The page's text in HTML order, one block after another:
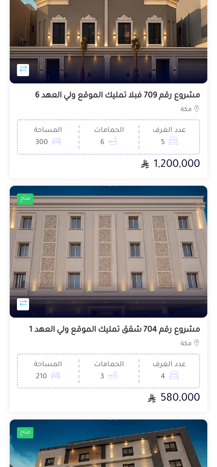
مشروع رقم 709 فبلا تمليك الموقع ولي العهد 6
مكة
عدد الغرف
5
الحمامات
6
المساحة
300
1,200,000
متاح
مشروع رقم 704 شقق تمليك الموقع ولي العهد 1
مكة
عدد الغرف
4
الحمامات
3
المساحة
210
580,000
متاح